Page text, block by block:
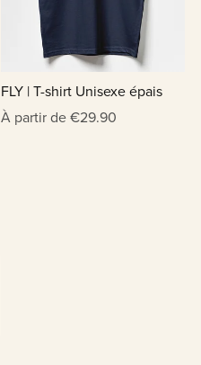
FLY | T-shirt Unisexe épais
À partir de €29.90